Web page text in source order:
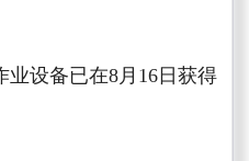
设备已在8月16日获得